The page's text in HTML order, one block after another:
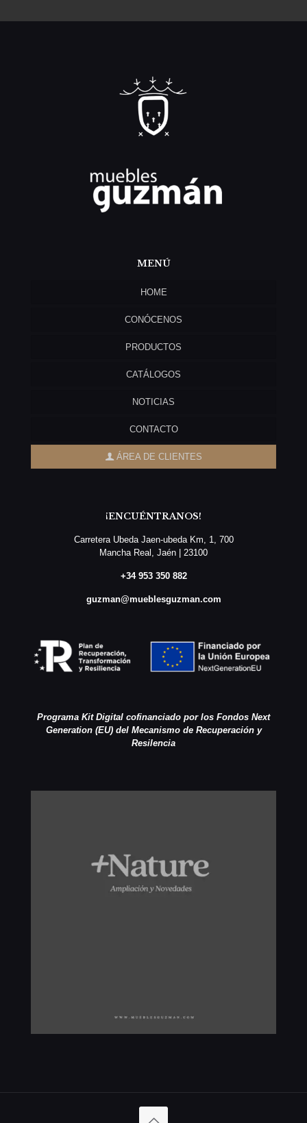
MENÚ
HOME
CONÓCENOS
PRODUCTOS
CATÁLOGOS
NOTICIAS
CONTACTO
ÁREA DE CLIENTES
¡ENCUÉNTRANOS!
Carretera Ubeda Jaen-ubeda Km, 1, 700
Mancha Real, Jaén | 23100
+34 953 350 882
guzman@mueblesguzman.com
Programa Kit Digital cofinanciado por los Fondos Next
Generation (EU) del Mecanismo de Recuperación y
Resilencia